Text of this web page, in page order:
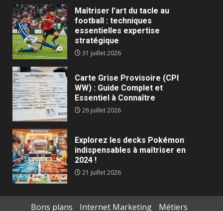
Maîtriser l’art du tacle au
football : techniques
essentielles expertise
stratégique
31 juillet 2026
Carte Grise Provisoire (CPI
WW) : Guide Complet et
Essentiel à Connaître
26 juillet 2026
Explorez les decks Pokémon
indispensables à maîtriser en
2024 !
21 juillet 2026
Bons plans Internet Marketing Métiers